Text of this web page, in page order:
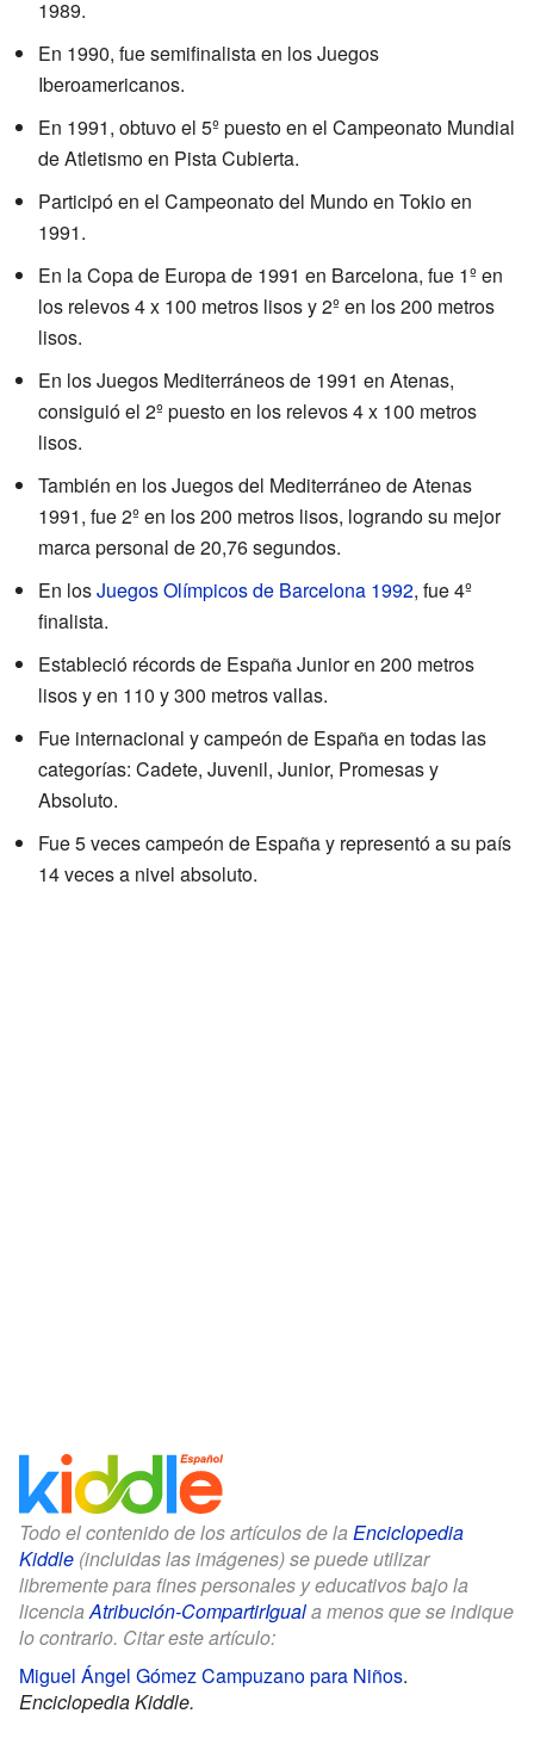
1989.
En 1990, fue semifinalista en los Juegos
Iberoamericanos.
En 1991, obtuvo el 5º puesto en el Campeonato Mundial
de Atletismo en Pista Cubierta.
Participó en el Campeonato del Mundo en Tokio en
1991.
En la Copa de Europa de 1991 en Barcelona, fue 1º en
los relevos 4 x 100 metros lisos y 2º en los 200 metros
lisos.
En los Juegos Mediterráneos de 1991 en Atenas,
consiguió el 2º puesto en los relevos 4 x 100 metros
lisos.
También en los Juegos del Mediterráneo de Atenas
1991, fue 2º en los 200 metros lisos, logrando su mejor
marca personal de 20,76 segundos.
En losJuegos Olímpicos de Barcelona 1992, fue 4º
finalista.
Estableció récords de España Junior en 200 metros
lisos y en 110 y 300 metros vallas.
Fue internacional y campeón de España en todas las
categorías: Cadete, Juvenil, Junior, Promesas y
Absoluto.
Fue 5 veces campeón de España y representó a su país
14 veces a nivel absoluto.
Todo el contenido de los artículos de la Enciclopedia
Kiddle (incluidas las imágenes) se puede utilizar
libremente para fines personales y educativos bajo la
licenciaAtribución-CompartirIguala menos que se indique
lo contrario. Citar este artículo:
Miguel Ángel Gómez Campuzano para Niños.
Enciclopedia Kiddle.